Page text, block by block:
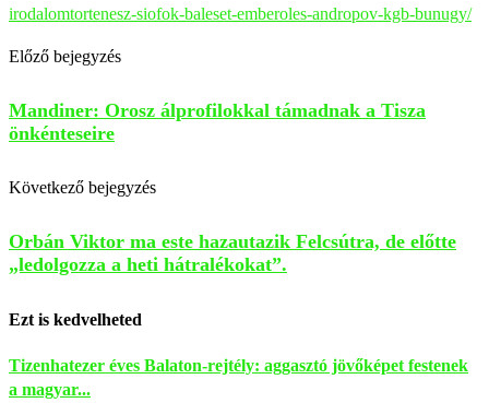
irodalomtortenesz-siofok-baleset-emberoles-andropov-kgb-bunugy/
Előző bejegyzés
Mandiner: Orosz álprofilokkal támadnak a Tisza
önkénteseire
Következő bejegyzés
Orbán Viktor ma este hazautazik Felcsútra, de előtte
„ledolgozza a heti hátralékokat”.
Ezt is kedvelheted
Tizenhatezer éves Balaton-rejtély: aggasztó jövőképet festenek
a magyar...